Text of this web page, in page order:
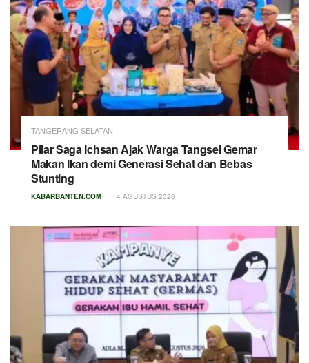
TANGERANG SELATAN
Pilar Saga Ichsan Ajak Warga Tangsel Gemar
Makan Ikan demi Generasi Sehat dan Bebas
Stunting
KABARBANTEN.COM 4 AGUSTUS 2026